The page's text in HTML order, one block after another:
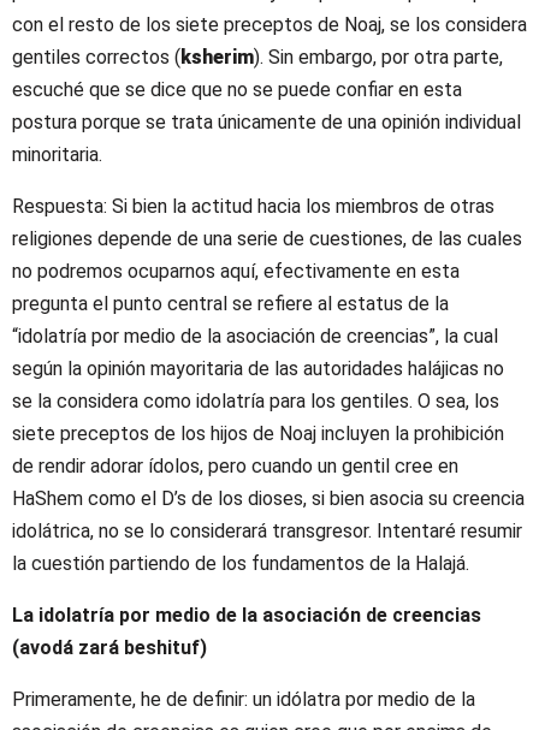
con el resto de los siete preceptos de Noaj, se los considera
gentiles correctos ( ksherim). Sin embargo, por otra parte,
escuché que se dice que no se puede confiar en esta
postura porque se trata únicamente de una opinión individual
minoritaria.
Respuesta: Si bien la actitud hacia los miembros de otras
religiones depende de una serie de cuestiones, de las cuales
no podremos ocuparnos aquí, efectivamente en esta
pregunta el punto central se refiere al estatus de la
“idolatría por medio de la asociación de creencias”, la cual
según la opinión mayoritaria de las autoridades halájicas no
se la considera como idolatría para los gentiles. O sea, los
siete preceptos de los hijos de Noaj incluyen la prohibición
de rendir adorar ídolos, pero cuando un gentil cree en
HaShem como el D’s de los dioses, si bien asocia su creencia
idolátrica, no se lo considerará transgresor. Intentaré resumir
la cuestión partiendo de los fundamentos de la Halajá.
La idolatría por medio de la asociación de creencias
(avodá zará beshituf)
Primeramente, he de definir: un idólatra por medio de la